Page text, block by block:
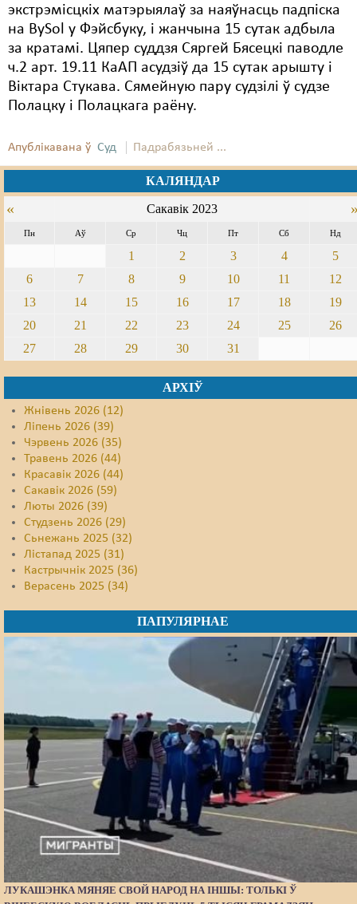
экстрэмісцкіх матэрыялаў за наяўнасць падпіска
на BySol у Фэйсбуку, і жанчына 15 сутак адбыла
за кратамі. Цяпер суддзя Сяргей Бясецкі паводле
ч.2 арт. 19.11 КаАП асудзіў да 15 сутак арышту і
Віктара Стукава. Сямейную пару судзілі ў судзе
Полацку і Полацкага раёну.
Апублікавана ў Суд Падрабязьней ...
КАЛЯНДАР
« Сакавік 2023
Пн Аў Ср Чц Пт Сб Нд
1 2 3 4
5
6
7 8 9 10 11
12
13
14 15 16 17 18
19
20
21 22 23 24 25
26
27
28 29 30 31
АРХІЎ
Жнівень 2026 (12)
Ліпень 2026 (39)
Чэрвень 2026 (35)
Травень 2026 (44)
Красавік 2026 (44)
Сакавік 2026 (59)
Люты 2026 (39)
Студзень 2026 (29)
Сьнежань 2025 (32)
Лістапад 2025 (31)
Кастрычнік 2025 (36)
Верасень 2025 (34)
ПАПУЛЯРНАЕ
ЛУКАШЭНКА МЯНЯЕ СВОЙ НАРОД НА ІНШЫ: ТОЛЬКІ Ў